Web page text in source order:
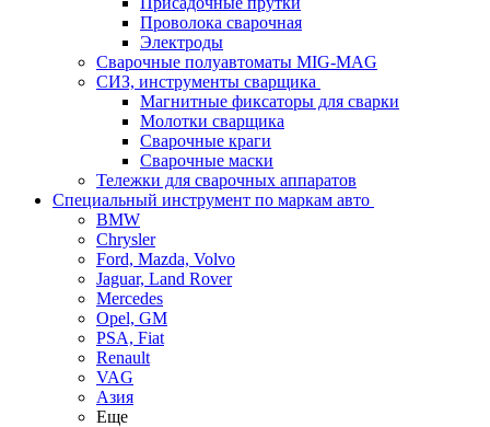
Проволока сварочная
Электроды
Сварочные полуавтоматы MIG-MAG
СИЗ, инструменты сварщика
Магнитные фиксаторы для сварки
Молотки сварщика
Сварочные краги
Сварочные маски
Тележки для сварочных аппаратов
Специальный инструмент по маркам авто
BMW
Chrysler
Ford, Mazda, Volvo
Jaguar, Land Rover
Mercedes
Opel, GM
PSA, Fiat
Renault
VAG
Азия
Еще